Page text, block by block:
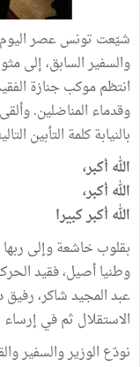
شيّعت تونس عصر اليوم
انتظم موكب جنازة
وقدماء المناضلين.
بالنيابة كلمة التأبين
الله أكبر،
الله أكبر،
الله أكبر كبيرا
بقلوب خاشعة وإلى ربها
وطنيا أصيل، فقيد
عبد المجيد شاكر،
الاستقلال ثم في إرساء
نودّع الوزير والسفير